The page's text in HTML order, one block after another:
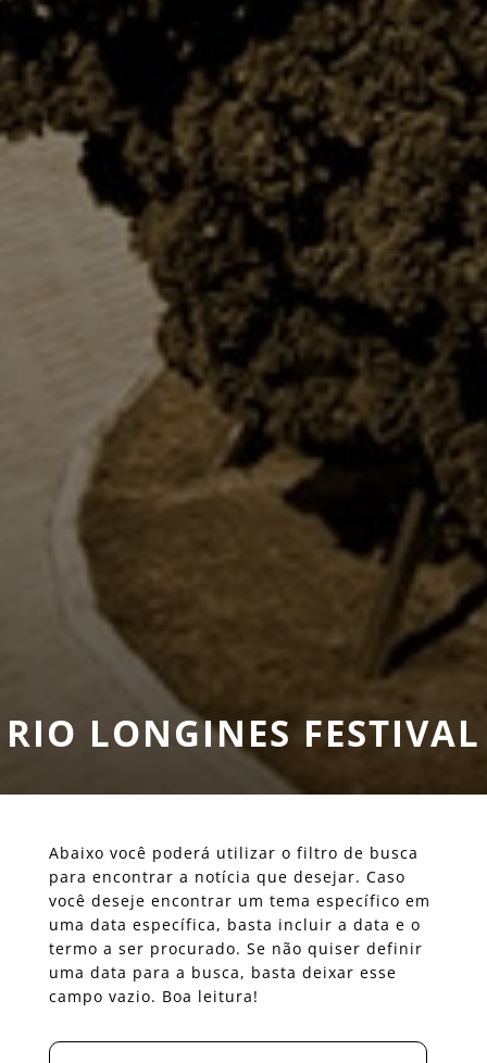
RIO LONGINES FESTIVAL
Abaixo você poderá utilizar o filtro de busca
para encontrar a notícia que desejar. Caso
você deseje encontrar um tema específico em
uma data específica, basta incluir a data e o
termo a ser procurado. Se não quiser definir
uma data para a busca, basta deixar esse
campo vazio. Boa leitura!